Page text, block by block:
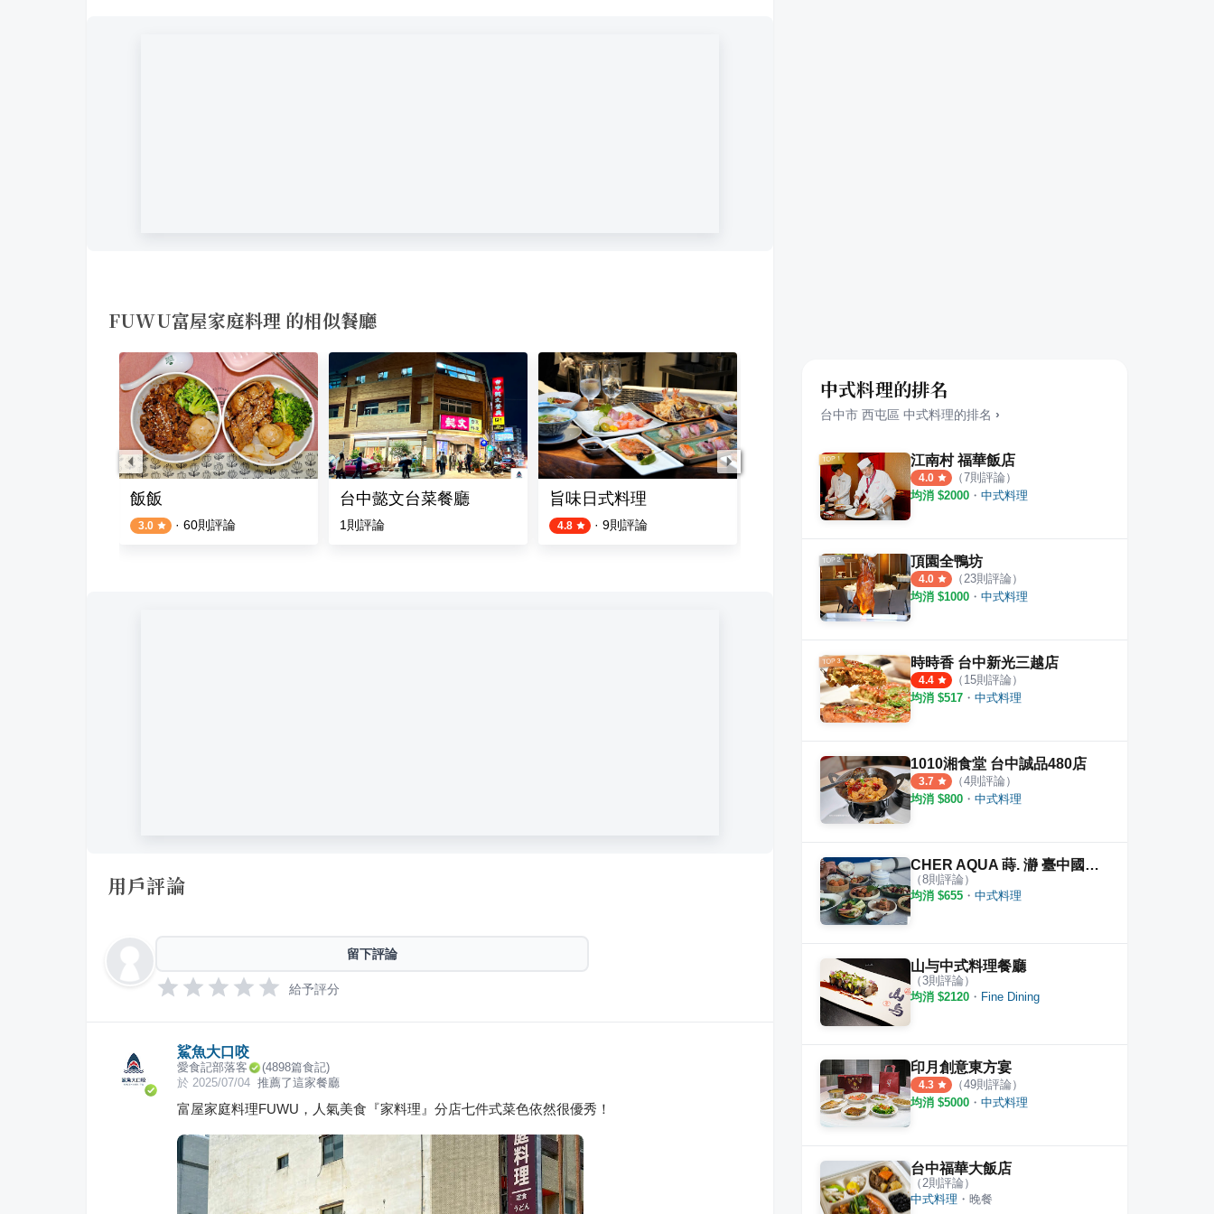
FUWU富屋家庭料理 的相似餐廳
飯飯
3.0 · 60則評論
台中懿文台菜餐廳
1 則評論
旨味日式料理
4.8 · 9則評論
鈺鮮創意日式料理
18則評論
丰禾台式小館 台中文心崇德店
用戶評論
留下評論
給予評分
鯊魚大口咬
愛食記部落客 (4898篇食記)
於 2025/07/04 推薦了這家餐廳
富屋家庭料理FUWU，人氣美食『家料理』分店七件式菜色依然很優秀！
中式料理的排名
台中市 西屯區 中式料理的排名 ›
江南村 福華飯店
4.0 （7則評論）
均消 $2000 ・ 中式料理
頂園全鴨坊
4.0 （ 23則評論）
均消 $1000 ・ 中式料理
時時香 台中新光三越店
4.4 （ 15則評論）
均消 $517 ・ 中式料理
1010湘食堂 台中誠品480店
3.7 （4則評論）
均消 $800 ・ 中式料理
CHER AQUA 蒔. 瀞 臺中國家歌劇院超美茶食空間
（8則評論）
均消 $655 ・ 中式料理
山与中式料理餐廳
（3則評論）
均消 $2120 ・ Fine Dining
印月創意東方宴
4.3 （49則評論）
均消 $5000 ・ 中式料理
台中福華大飯店
（2則評論）
中式料理 ・ 晚餐